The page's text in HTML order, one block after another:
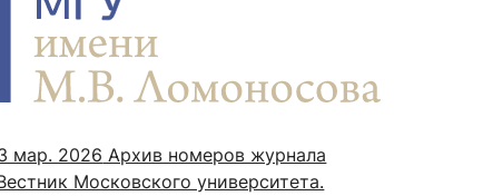
мар. 2026 Архив номеров журнала
Московского университета.